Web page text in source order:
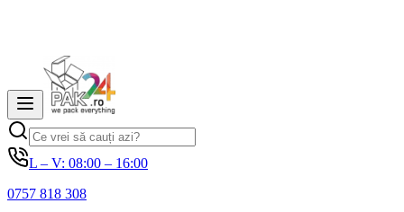
L – V: 08:00 – 16:00
0757 818 308